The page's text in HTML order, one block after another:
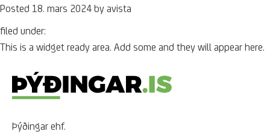
opener
opener
Posted 18. mars 2024byavista
filed under:
This is a widget ready area. Add some and they will appear here.
Þýðingar ehf.